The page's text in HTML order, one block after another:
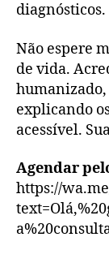
diagnósticos.
Não espere
de vida.
explicando
acessível.
Agendar
https://